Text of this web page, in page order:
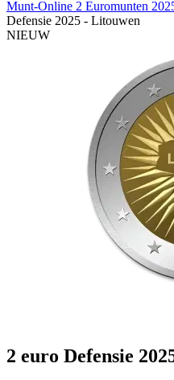
Munt-Online 2 Euromunten
Defensie 2025 - Litouwen
NIEUW
2 euro Defensie